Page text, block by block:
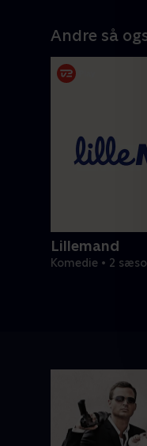
snart
Andre så
Lillemand
Komedie • 2